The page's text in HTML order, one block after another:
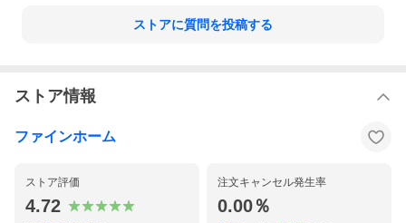
ストアに質問を投稿する
ストア情報
ファインホーム
ストア評価
4.72
注文キャンセル発生率
0.00％